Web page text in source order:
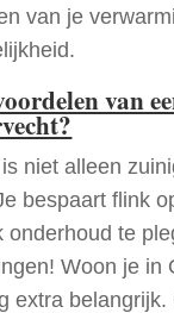
van je
van
niet alleen
bespaart flink
onderhoud te
Woon je in
extra